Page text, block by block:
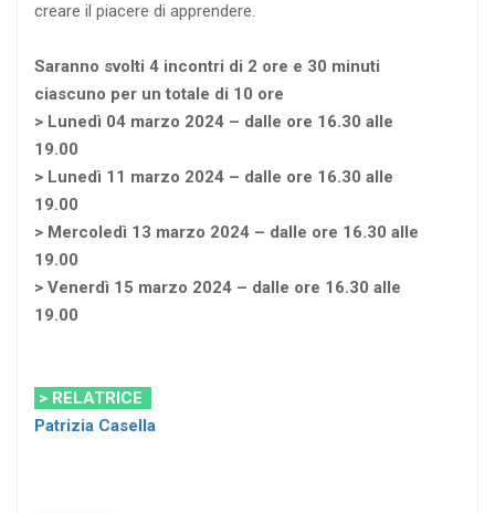
creare il piacere di apprendere.
Saranno svolti 4 incontri di 2 ore e 30 minuti
ciascuno per un totale di 10 ore
> Lunedì 04 marzo 2024 – dalle ore 16.30 alle
19.00
> Lunedì 11 marzo 2024 – dalle ore 16.30 alle
19.00
> Mercoledì 13 marzo 2024 – dalle ore 16.30 alle
19.00
> Venerdì 15 marzo 2024 – dalle ore 16.30 alle
19.00
> RELATRICE
Patrizia Casella